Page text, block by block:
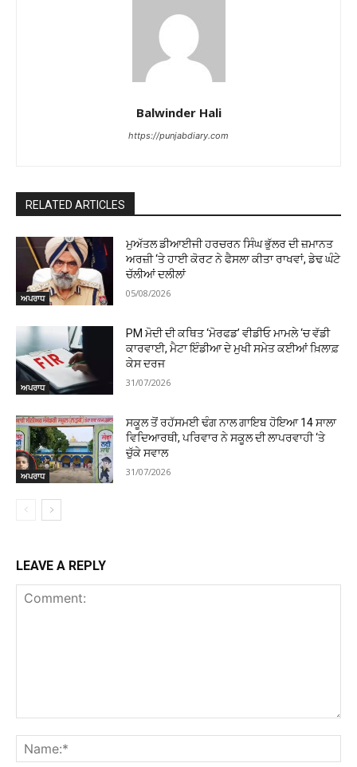
Balwinder Hali
https://punjabdiary.com
RELATED ARTICLES
ਅਪਰਾਧ
ਮੁਅੱਤਲ ਡੀਆਈਜੀ ਹਰਚਰਨ ਸਿੰਘ ਭੁੱਲਰ ਦੀ ਜ਼ਮਾਨਤ
ਅਰਜ਼ੀ ‘ਤੇ ਹਾਈ ਕੋਰਟ ਨੇ ਫੈਸਲਾ ਕੀਤਾ ਰਾਖਵਾਂ, ਡੇਢ ਘੰਟੇ
ਚੱਲੀਆਂ ਦਲੀਲਾਂ
05/08/2026
ਅਪਰਾਧ
PM ਮੋਦੀ ਦੀ ਕਥਿਤ ‘ਮੋਰਫਡ’ ਵੀਡੀਓ ਮਾਮਲੇ ‘ਚ ਵੱਡੀ
ਕਾਰਵਾਈ, ਮੈਟਾ ਇੰਡੀਆ ਦੇ ਮੁਖੀ ਸਮੇਤ ਕਈਆਂ ਖ਼ਿਲਾਫ਼
ਕੇਸ ਦਰਜ
31/07/2026
ਅਪਰਾਧ
ਸਕੂਲ ਤੋਂ ਰਹੱਸਮਈ ਢੰਗ ਨਾਲ ਗਾਇਬ ਹੋਇਆ 14 ਸਾਲਾ
ਵਿਦਿਆਰਥੀ, ਪਰਿਵਾਰ ਨੇ ਸਕੂਲ ਦੀ ਲਾਪਰਵਾਹੀ ‘ਤੇ
ਚੁੱਕੇ ਸਵਾਲ
31/07/2026
LEAVE A REPLY